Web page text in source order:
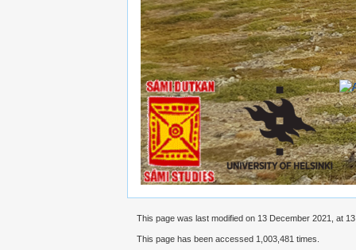
This page was last modified on 13 December 2021, at
This page has been accessed 1,003,481 times.